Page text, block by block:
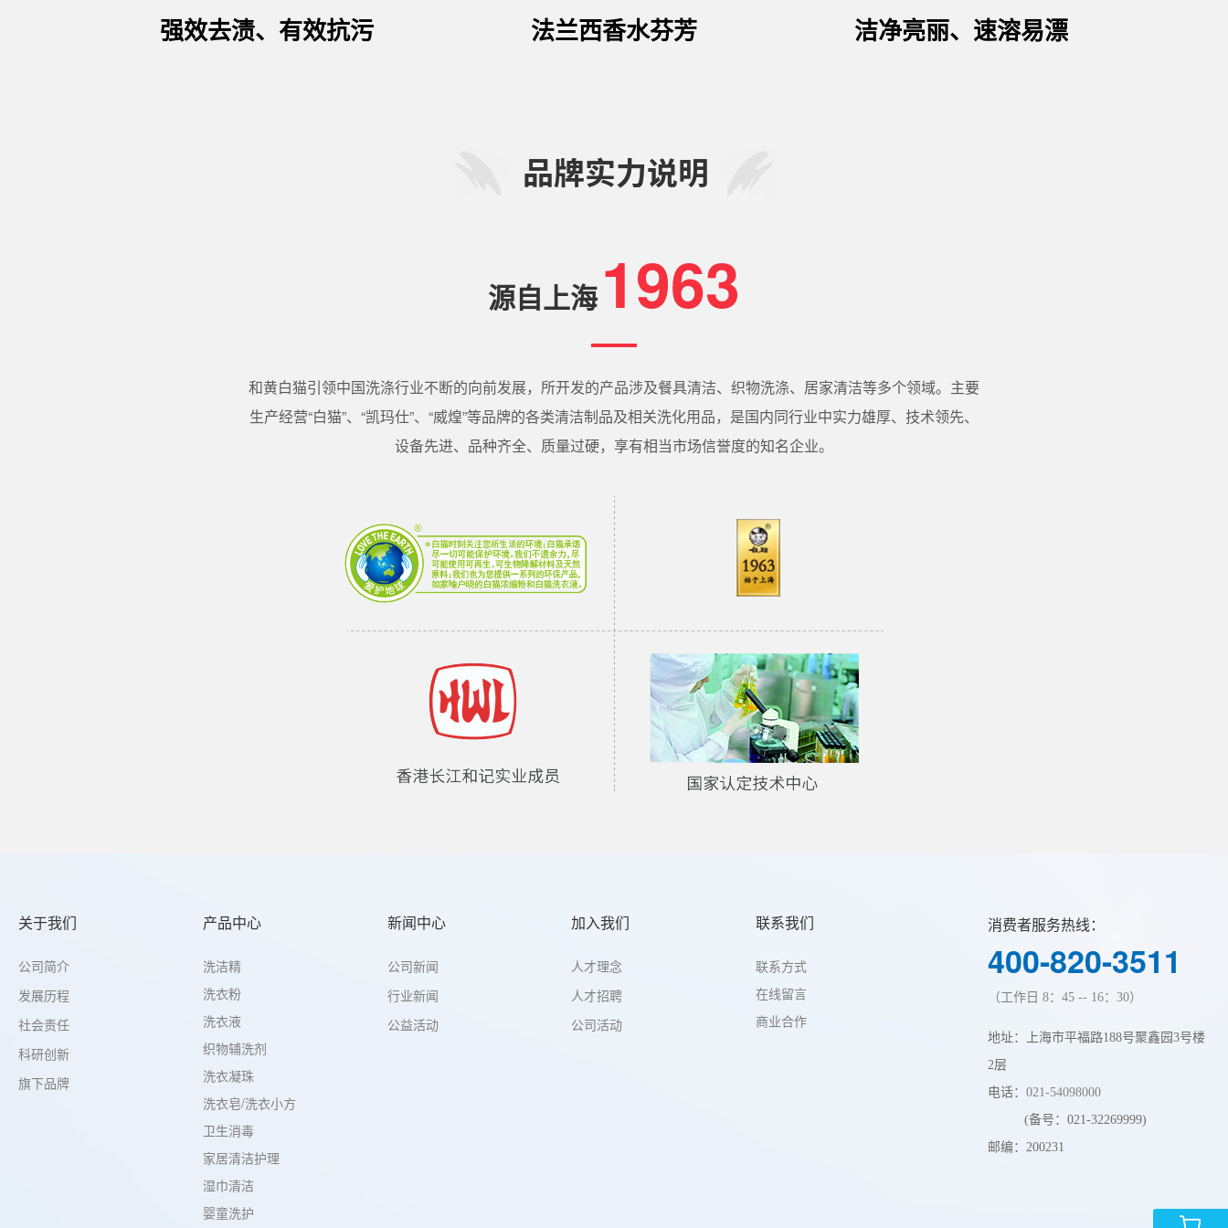
强效去渍、有效抗污 法兰西香水芬芳 洁净亮丽、速溶易漂
源自上海1963
和黄白猫引领中国洗涤行业不断的向前发展，所开发的产品涉及餐具清洁、织物洗涤、居家清洁等多个领域。主要
生产经营“白猫”、“凯玛仕”、“威煌”等品牌的各类清洁制品及相关洗化用品，是国内同行业中实力雄厚、技术领先、
设备先进、品种齐全、质量过硬，享有相当市场信誉度的知名企业。
关于我们
公司简介
发展历程
社会责任
科研创新
旗下品牌
产品中心
洗洁精
洗衣粉
洗衣液
织物辅洗剂
洗衣凝珠
洗衣皂/洗衣小方
卫生消毒
家居清洁护理
湿巾清洁
婴童洗护
新闻中心
公司新闻
行业新闻
公益活动
加入我们
人才理念
人才招聘
公司活动
联系我们
联系方式
在线留言
商业合作
消费者服务热线：
400-820-3511
（工作日 8：45 -- 16：30）
地址：上海市平福路188号聚鑫园3号楼
2层
电话： 021-54098000
(备号：021-32269999)
邮编：200231